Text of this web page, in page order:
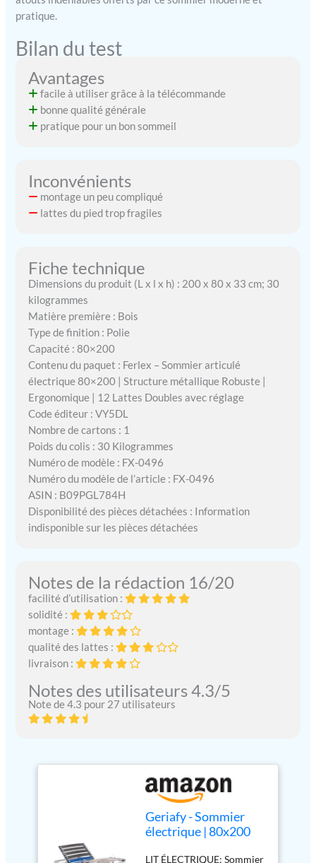
pratique.
Bilan du test
Avantages
facile à utiliser grâce à la télécommande
bonne qualité générale
pratique pour un bon sommeil
Inconvénients
montage un peu compliqué
lattes du pied trop fragiles
Fiche technique
Dimensions du produit (L x l x h) : 200 x 80 x 33 cm; 30
kilogrammes
Matière première : Bois
Type de finition : Polie
Capacité : 80×200
Contenu du paquet : Ferlex – Sommier articulé
électrique 80×200 | Structure métallique Robuste |
Ergonomique | 12 Lattes Doubles avec réglage
Code éditeur : VY5DL
Nombre de cartons : 1
Poids du colis : 30 Kilogrammes
Numéro de modèle : FX-0496
Numéro du modèle de l’article : FX-0496
ASIN : B09PGL784H
Disponibilité des pièces détachées : Information
indisponible sur les pièces détachées
Notes de la rédaction 16/20
facilité d’utilisation :
solidité :
montage :
qualité des lattes :
livraison :
Notes des utilisateurs 4.3/5
Note de 4.3 pour 27 utilisateurs
Geriafy - Sommier
électrique | 80x200
LIT ÉLECTRIQUE: Sommier